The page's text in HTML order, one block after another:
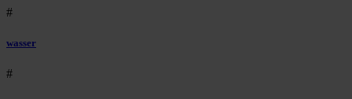
#
wasser
#